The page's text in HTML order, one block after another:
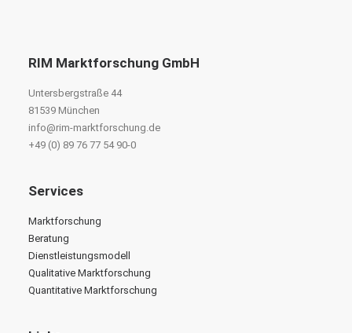
RIM Marktforschung GmbH
Untersbergstraße 44
81539 München
info@rim-marktforschung.de
+49 (0) 89 76 77 54 90-0
Services
Marktforschung
Beratung
Dienstleistungsmodell
Qualitative Marktforschung
Quantitative Marktforschung